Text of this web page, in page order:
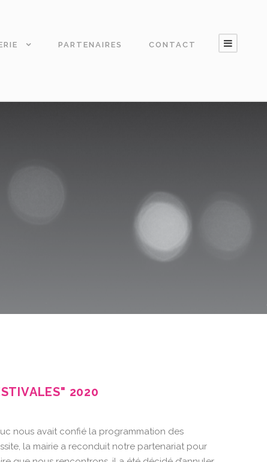
PARTENAIRES CONTACT
2020
nous avait confié la programmation des
la mairie a reconduit notre partenariat pour